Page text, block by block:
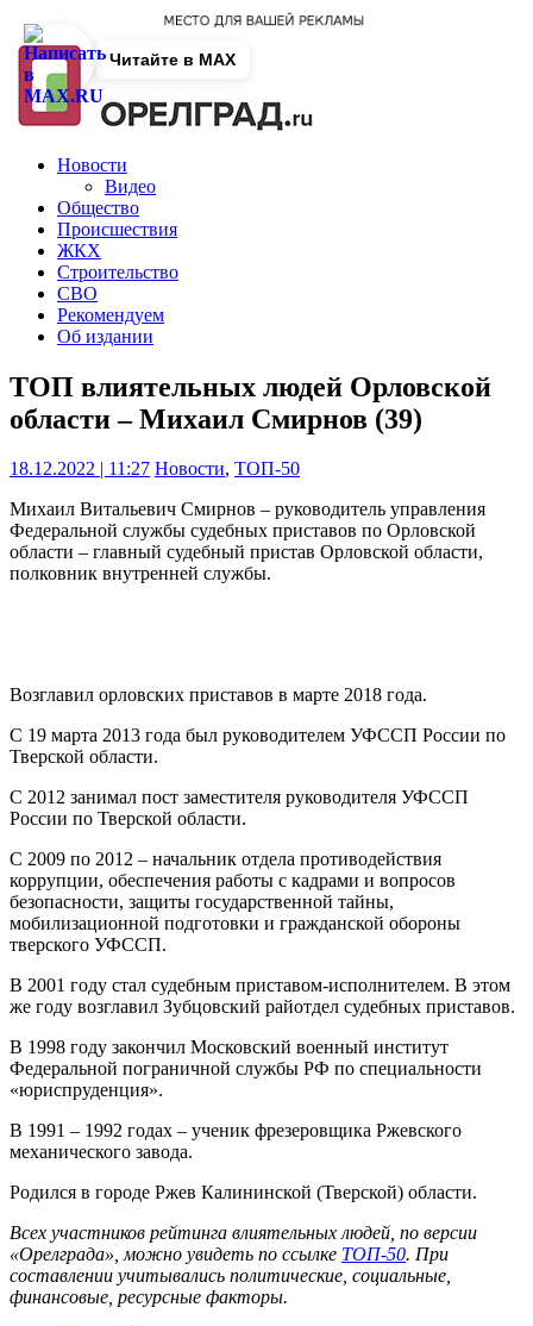
Новости
Видео
Общество
Происшествия
ЖКХ
Строительство
СВО
Рекомендуем
Об издании
ТОП влиятельных людей Орловской
области – Михаил Смирнов (39)
18.12.2022 | 11:27 Новости, ТОП-50
Михаил Витальевич Смирнов – руководитель управления
Федеральной службы судебных приставов по Орловской
области – главный судебный пристав Орловской области,
полковник внутренней службы.
Возглавил орловских приставов в марте 2018 года.
С 19 марта 2013 года был руководителем УФССП России по
Тверской области.
С 2012 занимал пост заместителя руководителя УФССП
России по Тверской области.
С 2009 по 2012 – начальник отдела противодействия
коррупции, обеспечения работы с кадрами и вопросов
безопасности, защиты государственной тайны,
мобилизационной подготовки и гражданской обороны
тверского УФССП.
В 2001 году стал судебным приставом-исполнителем. В этом
же году возглавил Зубцовский райотдел судебных приставов.
В 1998 году закончил Московский военный институт
Федеральной пограничной службы РФ по специальности
«юриспруденция».
В 1991 – 1992 годах – ученик фрезеровщика Ржевского
механического завода.
Родился в городе Ржев Калининской (Тверской) области.
Всех участников рейтинга влиятельных людей, по версии
«Орелграда», можно увидеть по ссылке ТОП-50. При
составлении учитывались политические, социальные,
финансовые, ресурсные факторы.
Читайте в MAX